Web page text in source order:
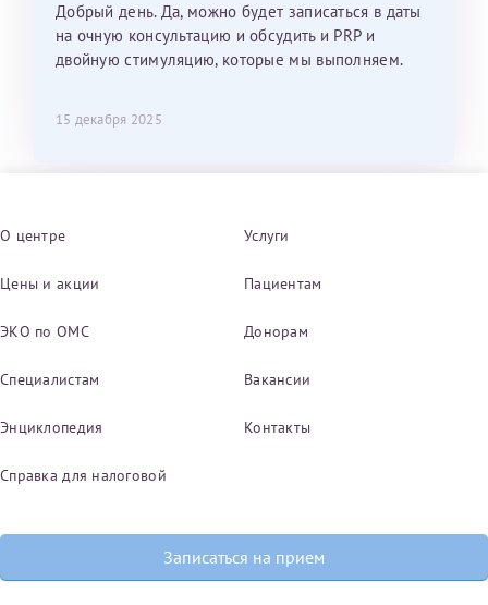
Добрый день. Да, можно будет записаться в даты
на очную консультацию и обсудить и PRP и
двойную стимуляцию, которые мы выполняем.
15 декабря 2025
О центре Услуги
Цены и акции Пациентам
ЭКО по ОМС Донорам
Специалистам Вакансии
Энциклопедия Контакты
Справка для налоговой
Записаться на прием